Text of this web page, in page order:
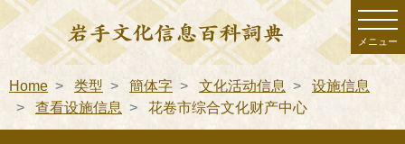
メニュー
Home 类型 簡体字 文化活动信息
设施信息
查看设施信息
花卷市综合文化财产中心